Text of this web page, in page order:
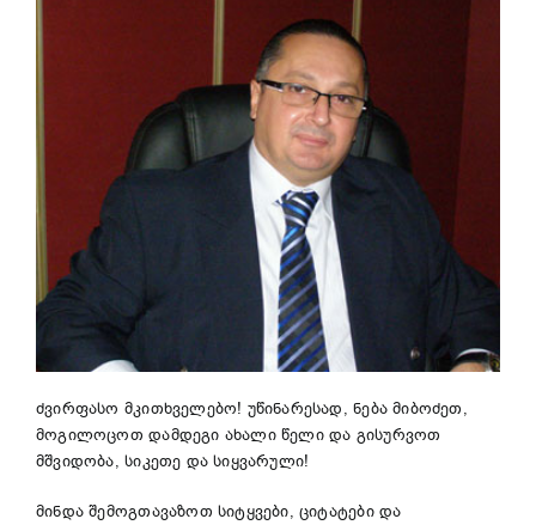
ძვირფასო მკითხველებო! უწინარესად, ნება მიბოძეთ,
მოგილოცოთ დამდეგი ახალი წელი და გისურვოთ
მშვიდობა, სიკეთე და სიყვარული!
მინდა შემოგთავაზოთ სიტყვები, ციტატები და